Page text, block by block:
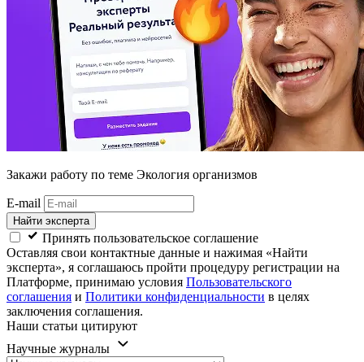
Закажи работу по теме Экология организмов
E-mail
Найти эксперта
Принять пользовательское соглашение
Оставляя свои контактные данные и нажимая «Найти
эксперта», я соглашаюсь пройти процедуру регистрации на
Платформе, принимаю условия Пользовательского
соглашения и Политики конфиденциальности в целях
заключения соглашения.
Наши статьи цитируют
Научные журналы